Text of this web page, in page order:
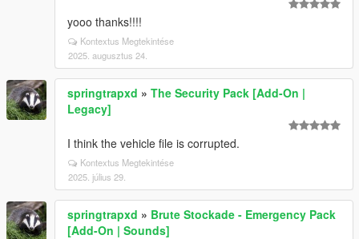
yooo thanks!!!!
Kontextus Megtekintése
2025. augusztus 24.
springtrapxd » The Security Pack [Add-On |
Legacy]
I think the vehicle file is corrupted.
Kontextus Megtekintése
2025. július 29.
springtrapxd » Brute Stockade - Emergency Pack
[Add-On | Sounds]